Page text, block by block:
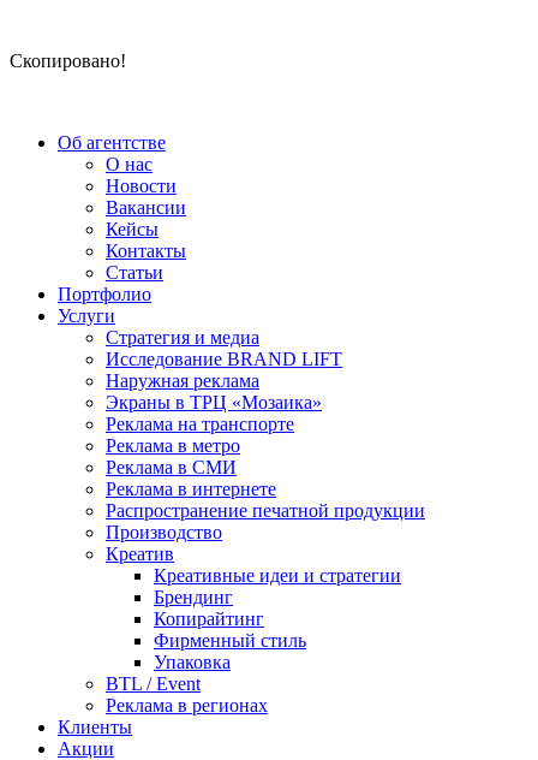
Скопировано!
Об агентстве
О нас
Новости
Вакансии
Кейсы
Контакты
Статьи
Портфолио
Услуги
Стратегия и медиа
Исследование BRAND LIFT
Наружная реклама
Экраны в ТРЦ «Мозаика»
Реклама на транспорте
Реклама в метро
Реклама в СМИ
Реклама в интернете
Распространение печатной продукции
Производство
Креатив
Креативные идеи и стратегии
Брендинг
Копирайтинг
Фирменный стиль
Упаковка
BTL / Event
Реклама в регионах
Клиенты
Акции